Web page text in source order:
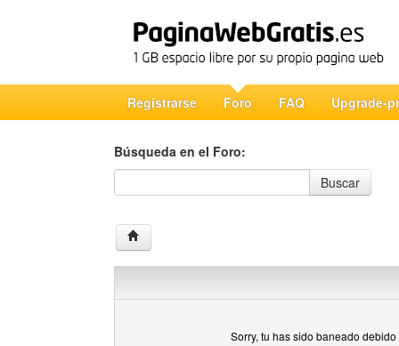
Registrarse Foro FAQ Upgrade-
Búsqueda en el Foro:
Búsqueda en el Foro
Buscar
Sorry, tu has sido baneado